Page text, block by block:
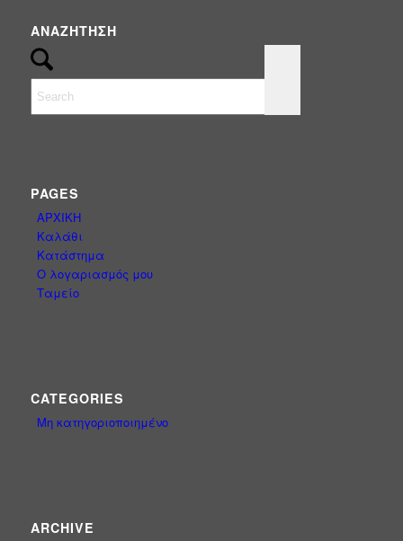
ΑΝΑΖΉΤΗΣΗ
PAGES
ΑΡΧΙΚΗ
Καλάθι
Κατάστημα
Ο λογαριασμός μου
Ταμείο
CATEGORIES
Μη κατηγοριοποιημένο
ARCHIVE